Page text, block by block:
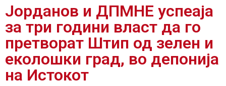
Јорданов и ДПМНЕ успеаја
за три години власт да го
претворат Штип од зелен и
еколошки град, во депонија
на Истокот